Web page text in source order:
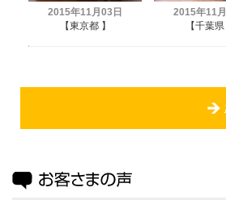
2015年11月03日
【東京都 】
2015年11
【千葉県